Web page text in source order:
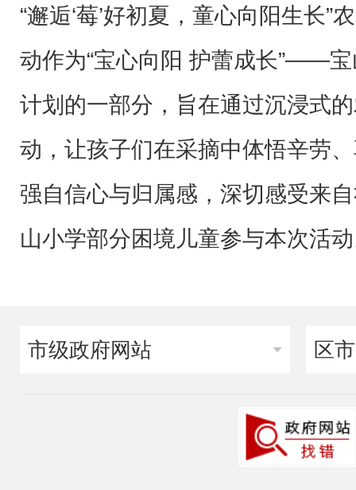
“邂逅‘莓’好初夏，童心向阳生长”
动作为“宝心向阳 护蕾成长”——
计划的一部分，旨在通过沉浸式
动，让孩子们在采摘中体悟辛劳
强自信心与归属感，深切感受来
山小学部分困境儿童参与本次活
市级政府网站 区